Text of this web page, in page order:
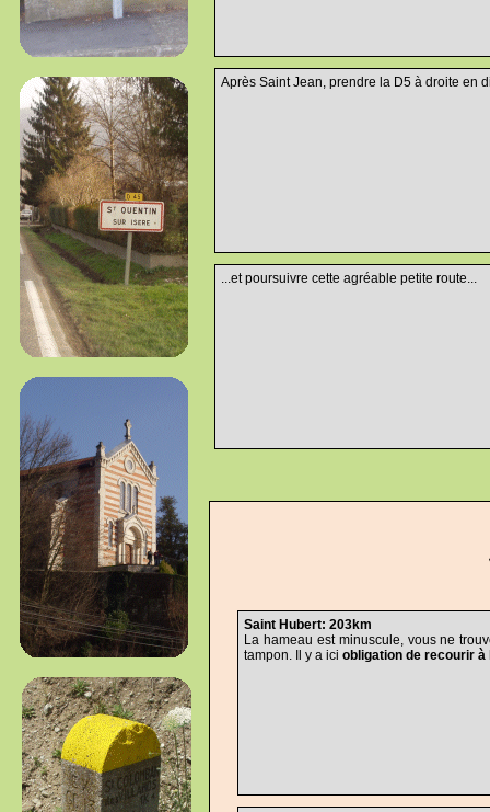
Après Saint Jean, prendre la D5 à droite en
...et poursuivre cette agréable petite route...
Saint Hubert: 203km
La hameau est minuscule, vous ne
tampon. Il y a iciobligation de recourir